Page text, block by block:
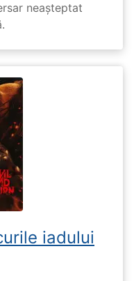
neașteptat
iadului